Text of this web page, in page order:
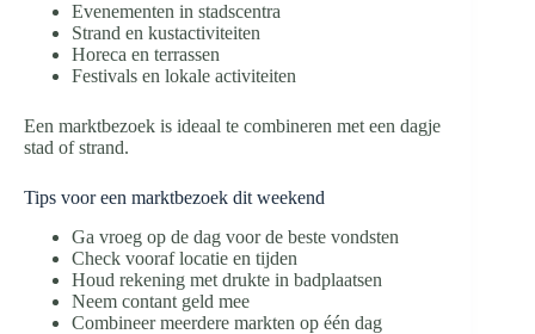
Evenementen in stadscentra
Strand en kustactiviteiten
Horeca en terrassen
Festivals en lokale activiteiten
Een marktbezoek is ideaal te combineren met een dagje
stad of strand.
Tips voor een marktbezoek dit weekend
Ga vroeg op de dag voor de beste vondsten
Check vooraf locatie en tijden
Houd rekening met drukte in badplaatsen
Neem contant geld mee
Combineer meerdere markten op één dag